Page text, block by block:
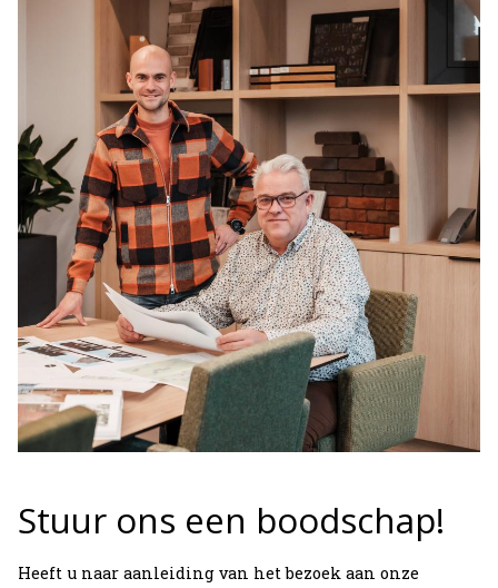
Home
Projecten
Expertises
Stuur ons een boodschap!
Heeft u naar aanleiding van het bezoek aan onze